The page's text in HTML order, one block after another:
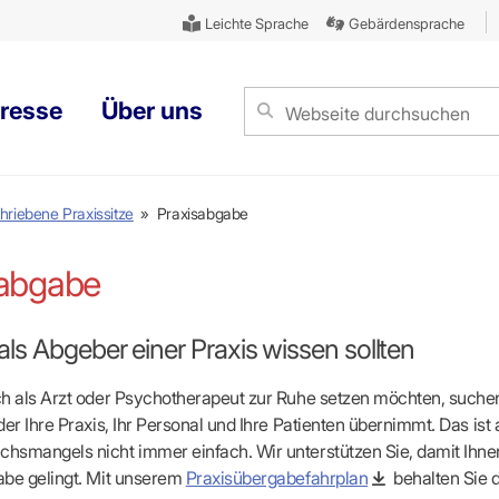
Leichte Sprache Gebärdensprache
QS
BÖRSEN
Inserieren
NOTFALLDIENST
PATIENTENSERVICE 116117
Terminservicestelle
docdirekt
ASV-Teams in Ihrer Nähe
DMP-Ärzte in Ihrer Nähe
Psychiatrische Komplexversorgung
PUBLIKATIONEN
Rundschreiben
Verordnungsforum
Versorgungsbericht mit Qualitätsbericht
Broschüren
Patienteninformationen
Über uns
bekämpfen
KVBW
Richtig bewerben
KOOPERATIONEN
Gemeinsame
Landesausschuss
Praxissitze» Praxisabgabe
Abgeber einer Praxis wissen sollten
als Arzt oder Psychotherapeut zur Ruhe setzen möchten,
Ihre Praxis, Ihr Personal und Ihre Patienten übernimmt. Das ist
nicht immer einfach. Wir unterstützen Sie, damit
gelingt. Mit unserem Praxisübergabefahrplan
behalten Sie